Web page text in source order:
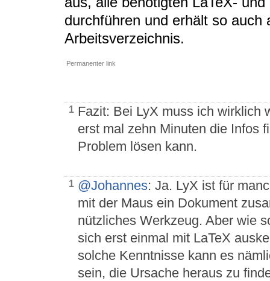
durchführen und erhält so auch
Arbeitsverzeichnis.
Permanenter link
1 Fazit: Bei LyX muss ich wirklich
erst mal zehn Minuten die Infos
Problem lösen kann.
1 @Johannes: Ja. LyX ist für
mit der Maus ein Dokument
nützliches Werkzeug. Aber wie
sich erst einmal mit LaTeX
solche Kenntnisse kann es
sein, die Ursache heraus zu